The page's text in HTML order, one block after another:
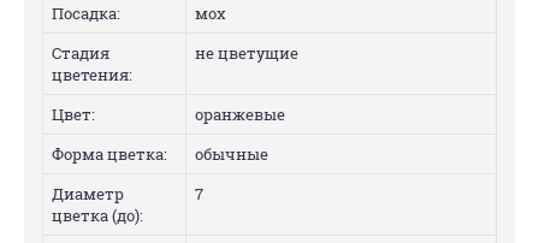
Посадка:
мох
Стадия
цветения:
не цветущие
Цвет:
оранжевые
Форма цветка:
обычные
Диаметр
цветка (до):
7